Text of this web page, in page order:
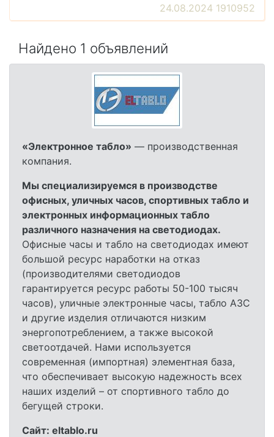
24.08.2024 1910952
Найдено 1 объявлений
«Электронное табло» — производственная
компания.
Мы специализируемся в производстве
офисных, уличных часов, спортивных табло и
электронных информационных табло
различного назначения на светодиодах.
Офисные часы и табло на светодиодах имеют
большой ресурс наработки на отказ
(производителями светодиодов
гарантируется ресурс работы 50-100 тысяч
часов), уличные электронные часы, табло АЗС
и другие изделия отличаются низким
энергопотреблением, а также высокой
светоотдачей. Нами используется
современная (импортная) элементная база,
что обеспечивает высокую надежность всех
наших изделий – от спортивного табло до
бегущей строки.
Cайт: eltablo.ru